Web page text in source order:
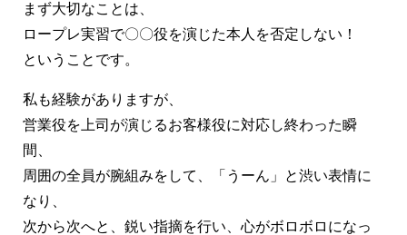
まず大切なことは、
ロープレ実習で〇〇役を演じた本人を否定しない！
ということです。
私も経験がありますが、
営業役を上司が演じるお客様役に対応し終わった瞬
間、
周囲の全員が腕組みをして、「うーん」と渋い表情に
なり、
次から次へと、鋭い指摘を行い、心がボロボロになっ